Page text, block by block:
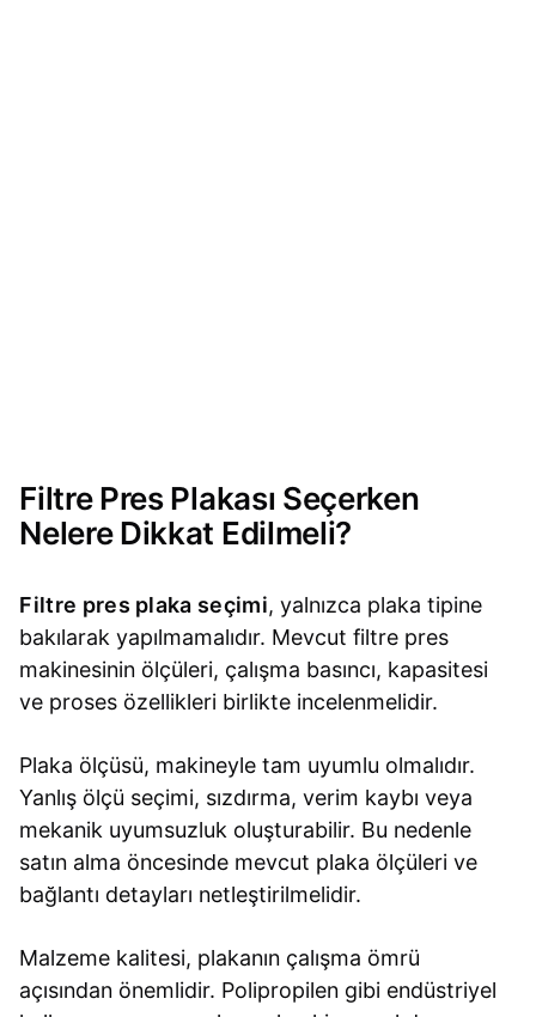
Filtre Pres Plakası Seçerken
Nelere Dikkat Edilmeli?
Filtre pres plaka seçimi, yalnızca plaka tipine
bakılarak yapılmamalıdır. Mevcut filtre pres
makinesinin ölçüleri, çalışma basıncı, kapasitesi
ve proses özellikleri birlikte incelenmelidir.
Plaka ölçüsü, makineyle tam uyumlu olmalıdır.
Yanlış ölçü seçimi, sızdırma, verim kaybı veya
mekanik uyumsuzluk oluşturabilir. Bu nedenle
satın alma öncesinde mevcut plaka ölçüleri ve
bağlantı detayları netleştirilmelidir.
Malzeme kalitesi, plakanın çalışma ömrü
açısından önemlidir. Polipropilen gibi endüstriyel